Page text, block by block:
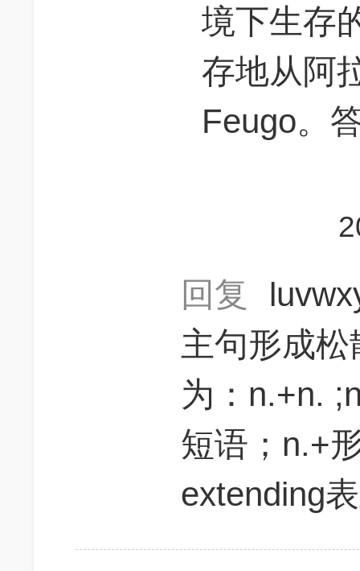
境下生存
存地从阿
Feugo。
回复
主句形成
为：n.+n.
短语；n.+
extending